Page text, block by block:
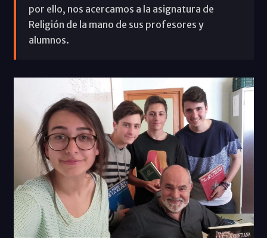
por ello, nos acercamos a la asignatura de
Religión de la mano de sus profesores y
alumnos.